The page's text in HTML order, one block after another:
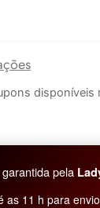
disponíveis
pela
as 11 h para